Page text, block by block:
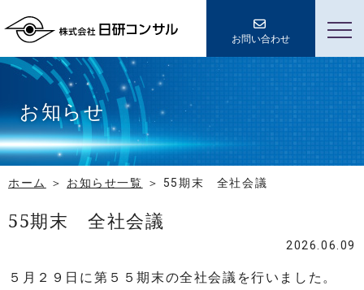
お問い合わせ
お知らせ
ホーム お知らせ一覧 55期末 全社会議
55期末 全社会議
2026.06.09
５月２９日に第５５期末の全社会議を行いました。